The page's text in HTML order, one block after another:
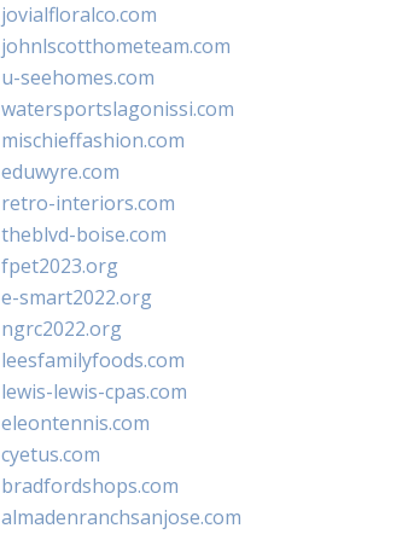
jovialfloralco.com
johnlscotthometeam.com
u-seehomes.com
watersportslagonissi.com
mischieffashion.com
eduwyre.com
retro-interiors.com
theblvd-boise.com
fpet2023.org
e-smart2022.org
ngrc2022.org
leesfamilyfoods.com
lewis-lewis-cpas.com
eleontennis.com
cyetus.com
bradfordshops.com
almadenranchsanjose.com